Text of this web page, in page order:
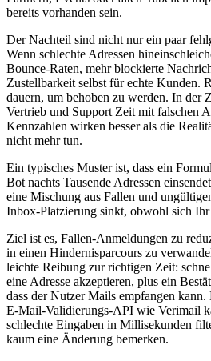
bereits vorhanden sein.
Der Nachteil sind nicht nur ein paar
Wenn schlechte Adressen
Bounce‑Raten, mehr blockierte
Zustellbarkeit selbst für echte Kunden.
dauern, um behoben zu werden. In der
Vertrieb und Support Zeit mit falschen
Kennzahlen wirken besser als die
nicht mehr tun.
Ein typisches Muster ist, dass ein
Bot nachts Tausende Adressen
eine Mischung aus Fallen und
Inbox‑Platzierung sinkt, obwohl sich
Ziel ist es, Fallen‑Anmeldungen zu
in einen Hindernisparcours zu
leichte Reibung zur richtigen Zeit:
eine Adresse akzeptieren, plus ein
dass der Nutzer Mails empfangen kann.
E‑Mail‑Validierungs‑API wie Verimail
schlechte Eingaben in Millisekunden
kaum eine Änderung bemerken.